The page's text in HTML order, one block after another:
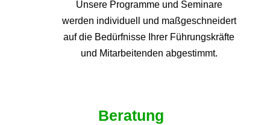
Unsere Programme und Seminare
werden individuell und maßgeschneidert
auf die Bedürfnisse Ihrer Führungskräfte
und Mitarbeitenden abgestimmt.
Beratung